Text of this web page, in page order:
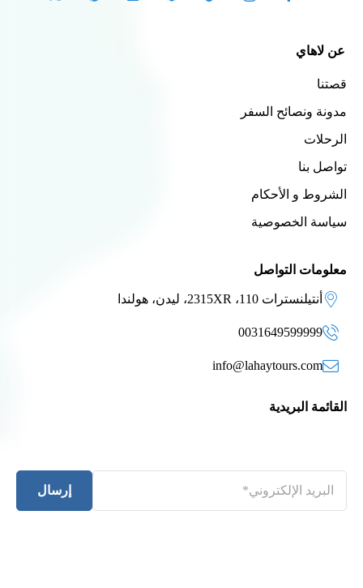
عن لاهاي
قصتنا
مدونة ونصائح السفر
الرحلات
تواصل بنا
الشروط و الأحكام
سياسة الخصوصية
معلومات التواصل
أنتيلنسترات 110، 2315XR، ليدن، هولندا
0031649599999
info@lahaytours.com
القائمة البريدية
إرسال